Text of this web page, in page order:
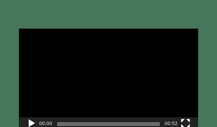
00:00 00:52